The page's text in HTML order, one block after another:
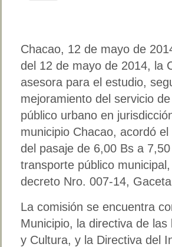
Chacao, 12 de mayo de
del 12 de mayo de 2014, la
asesora para el estudio,
mejoramiento del servicio
público urbano en
municipio Chacao, acordó
del pasaje de 6,00 Bs a
transporte público
decreto Nro. 007-14,
La comisión se encuentra
Municipio, la directiva de
y Cultura, y la Directiva del